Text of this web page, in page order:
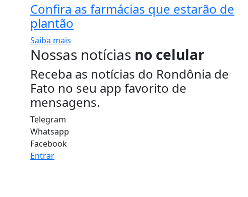
Confira as farmácias que estarão de
plantão
Saiba mais
Nossas notícias no celular
Receba as notícias do Rondônia de
Fato no seu app favorito de
mensagens.
Telegram
Whatsapp
Facebook
Entrar